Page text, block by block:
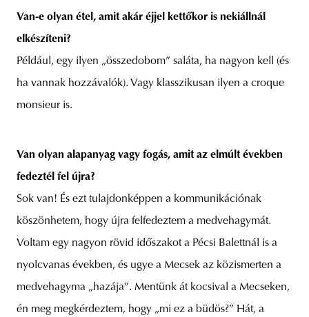
Van-e olyan étel, amit akár éjjel kettőkor is nekiállnál
elkészíteni?
Például, egy ilyen „összedobom” saláta, ha nagyon kell (és
ha vannak hozzávalók). Vagy klasszikusan ilyen a croque
monsieur is.
Van olyan alapanyag vagy fogás, amit az elmúlt években
fedeztél fel újra?
Sok van! És ezt tulajdonképpen a kommunikációnak
köszönhetem, hogy újra felfedeztem a medvehagymát.
Voltam egy nagyon rövid időszakot a Pécsi Balettnál is a
nyolcvanas években, és ugye a Mecsek az közismerten a
medvehagyma „hazája”. Mentünk át kocsival a Mecseken,
én meg megkérdeztem, hogy „mi ez a büdös?” Hát, a